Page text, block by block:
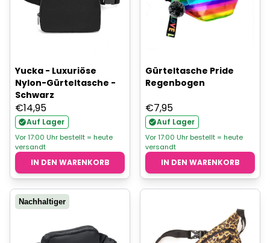
Yucka - Luxuriöse
Nylon-Gürteltasche -
Schwarz
€14,95
Auf Lager
Vor 17:00 Uhr bestellt = heute
versandt
IN DEN WARENKORB
Gürteltasche Pride
Regenbogen
€7,95
Auf Lager
Vor 17:00 Uhr bestellt = heute
versandt
IN DEN WARENKORB
Nachhaltiger